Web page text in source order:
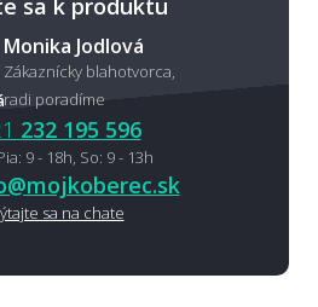
Monika Jodlová
Zákaznícky blahotvorca,
radi poradíme
232 195 596
9 - 18h, So: 9 - 13h
sa na chate